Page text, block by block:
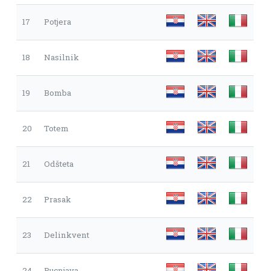
17 Potjera
18 Nasilnik
19 Bomba
20 Totem
21 Odšteta
22 Prasak
23 Delinkvent